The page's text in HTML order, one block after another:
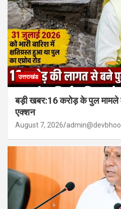
उत्तराखंड
बड़ी खबर:16 करोड़ के पुल मामले
एक्शन
August 7, 2026